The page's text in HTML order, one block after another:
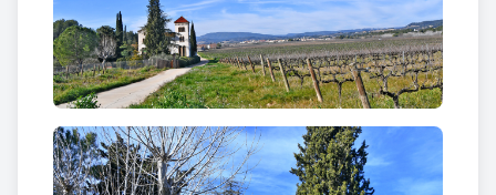
longitudinal a l'edifici. En els laterals disposa de
diverses finestres, totes elles comunes, sense cap
vestigi d'antigor.
En el front de façana sud-est d'aquest edifici, pels
volts de la dècada de 1910 s'hi va afegir un nou cos,
que correspon a l'actual façana i el que disposa dels